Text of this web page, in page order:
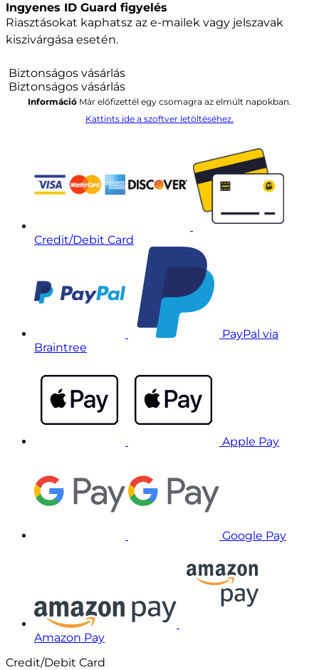
Ingyenes ID Guard figyelés
Riasztásokat kaphatsz az e-mailek vagy jelszavak
kiszivárgása esetén.
Biztonságos vásárlás
Biztonságos vásárlás
Információ Már előfizettél egy csomagra az elmúlt napokban.
Kattints ide a szoftver letöltéséhez.
Credit/Debit Card
PayPal via
Braintree
Apple Pay
Google Pay
Amazon Pay
Credit/Debit Card